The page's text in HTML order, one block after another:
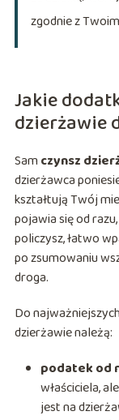
zgodnie z
Jakie
dzierżawie
Samczynsz
dzierżawca
kształtują Twój
pojawia się od
policzysz, łatwo
po zsumowaniu
droga.
Do
dzierżawie należą:
podatek od
właściciela,
jest na